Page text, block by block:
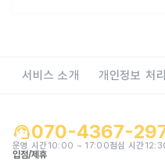
서비스 소개 개인정보 처
070-4367-
운영 시간10:00 ~ 17:00점심 시간
입점/제휴